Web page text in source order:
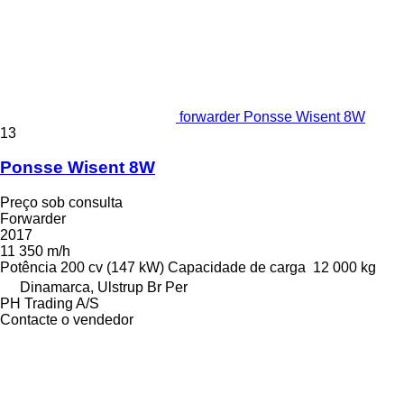
forwarder Ponsse Wisent 8W
13
Ponsse Wisent 8W
Preço sob consulta
Forwarder
2017
11 350 m/h
Potência 200 cv (147 kW) Capacidade de carga 12 000 kg
Dinamarca, Ulstrup Br Per
PH Trading A/S
Contacte o vendedor